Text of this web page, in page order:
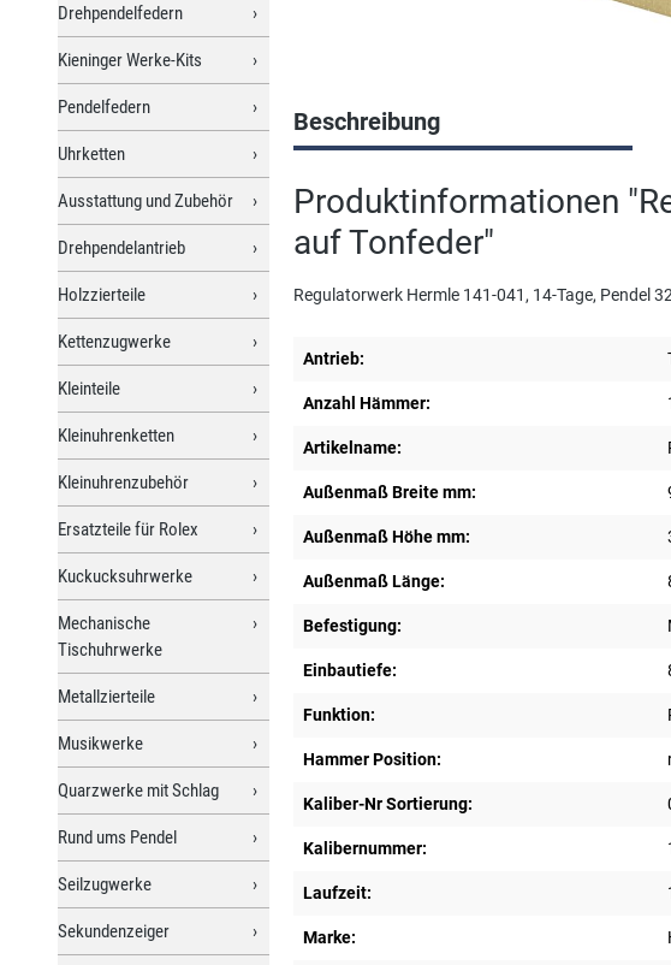
Drehpendelfedern
Kieninger Werke-Kits
Pendelfedern
Uhrketten
Ausstattung und Zubehör
Drehpendelantrieb
Holzzierteile
Kettenzugwerke
Kleinteile
Kleinuhrenketten
Kleinuhrenzubehör
Ersatzteile für Rolex
Kuckucksuhrwerke
Mechanische
Tischuhrwerke
Metallzierteile
Musikwerke
Quarzwerke mit Schlag
Rund ums Pendel
Seilzugwerke
Sekundenzeiger
Beschreibung
Produktinformationen
auf Tonfeder"
Regulatorwerk Hermle 141-041, 14-Tage, Pendel
Antrieb:
Anzahl Hämmer:
Artikelname:
Außenmaß Breite mm:
Außenmaß Höhe mm:
Außenmaß Länge:
Befestigung:
Einbautiefe:
Funktion:
Hammer Position:
Kaliber-Nr Sortierung:
Kalibernummer:
Laufzeit:
Marke: